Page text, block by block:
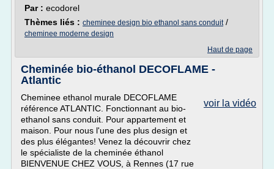
Par : ecodorel
Thèmes liés : cheminee design bio ethanol sans conduit/
cheminee moderne design
Haut de page
Cheminée bio-éthanol DECOFLAME -
Atlantic
voir la vidéo
Cheminee ethanol murale DECOFLAME
référence ATLANTIC. Fonctionnant au bio-
ethanol sans conduit. Pour appartement et
maison. Pour nous l'une des plus design et
des plus élégantes! Venez la découvrir chez
le spécialiste de la cheminée éthanol
BIENVENUE CHEZ VOUS, à Rennes (17 rue